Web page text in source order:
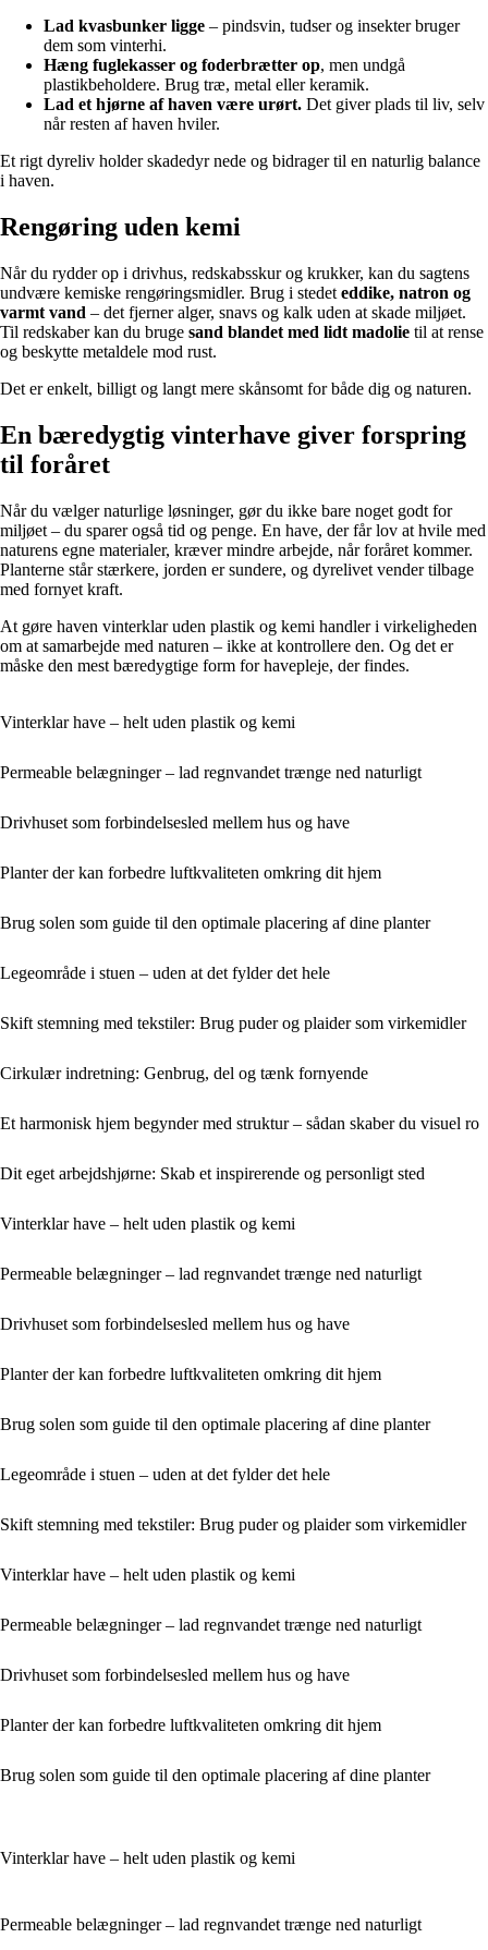
Lad kvasbunker ligge – pindsvin, tudser og insekter bruger
dem som vinterhi.
Hæng fuglekasser og foderbrætter op, men undgå
plastikbeholdere. Brug træ, metal eller keramik.
Lad et hjørne af haven være urørt. Det giver plads til liv, selv
når resten af haven hviler.
Et rigt dyreliv holder skadedyr nede og bidrager til en naturlig balance
i haven.
Rengøring uden kemi
Når du rydder op i drivhus, redskabsskur og krukker, kan du sagtens
undvære kemiske rengøringsmidler. Brug i stedet eddike, natron og
varmt vand – det fjerner alger, snavs og kalk uden at skade miljøet.
Til redskaber kan du bruge sand blandet med lidt madolie til at rense
og beskytte metaldele mod rust.
Det er enkelt, billigt og langt mere skånsomt for både dig og naturen.
En bæredygtig vinterhave giver forspring
til foråret
Når du vælger naturlige løsninger, gør du ikke bare noget godt for
miljøet – du sparer også tid og penge. En have, der får lov at hvile med
naturens egne materialer, kræver mindre arbejde, når foråret kommer.
Planterne står stærkere, jorden er sundere, og dyrelivet vender tilbage
med fornyet kraft.
At gøre haven vinterklar uden plastik og kemi handler i virkeligheden
om at samarbejde med naturen – ikke at kontrollere den. Og det er
måske den mest bæredygtige form for havepleje, der findes.
Vinterklar have – helt uden plastik og kemi
Permeable belægninger – lad regnvandet trænge ned naturligt
Drivhuset som forbindelsesled mellem hus og have
Planter der kan forbedre luftkvaliteten omkring dit hjem
Brug solen som guide til den optimale placering af dine planter
Legeområde i stuen – uden at det fylder det hele
Skift stemning med tekstiler: Brug puder og plaider som virkemidler
Cirkulær indretning: Genbrug, del og tænk fornyende
Et harmonisk hjem begynder med struktur – sådan skaber du visuel ro
Dit eget arbejdshjørne: Skab et inspirerende og personligt sted
Vinterklar have – helt uden plastik og kemi
Permeable belægninger – lad regnvandet trænge ned naturligt
Drivhuset som forbindelsesled mellem hus og have
Planter der kan forbedre luftkvaliteten omkring dit hjem
Brug solen som guide til den optimale placering af dine planter
Legeområde i stuen – uden at det fylder det hele
Skift stemning med tekstiler: Brug puder og plaider som virkemidler
Vinterklar have – helt uden plastik og kemi
Permeable belægninger – lad regnvandet trænge ned naturligt
Drivhuset som forbindelsesled mellem hus og have
Planter der kan forbedre luftkvaliteten omkring dit hjem
Brug solen som guide til den optimale placering af dine planter
Vinterklar have – helt uden plastik og kemi
Permeable belægninger – lad regnvandet trænge ned naturligt